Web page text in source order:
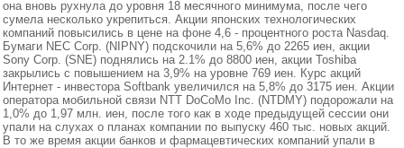
она вновь рухнула до уровня 18 месячного минимума, после чего
сумела несколько укрепиться. Акции японских технологических
компаний повысились в цене на фоне 4,6 - процентного роста Nasdaq.
Бумаги NEC Corp. (NIPNY) подскочили на 5,6% до 2265 иен, акции
Sony Corp. (SNE) поднялись на 2.1% до 8800 иен, акции Toshiba
закрылись с повышением на 3,9% на уровне 769 иен. Курс акций
Интернет - инвестора Softbank увеличился на 5,8% до 3175 иен. Акции
оператора мобильной связи NTT DoCoMo Inc. (NTDMY) подорожали на
1,0% до 1,97 млн. иен, после того как в ходе предыдущей сессии они
упали на слухах о планах компании по выпуску 460 тыс. новых акций.
В то же время акции банков и фармацевтических компаний упали в